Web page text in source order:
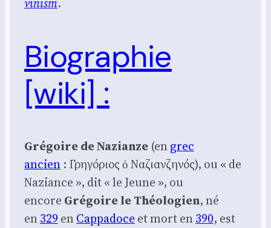
vi­nism.
Biographie
[wiki] :
Gré­goire de Nazianze (engrec
ancien : Γρηγόριος ὁ Ναζιανζηνός), ou « de
Naziance », dit « le Jeune », ou
encore Gré­goire le Théo­lo­gien, né
en329 enCap­pa­doce et mort en390, est